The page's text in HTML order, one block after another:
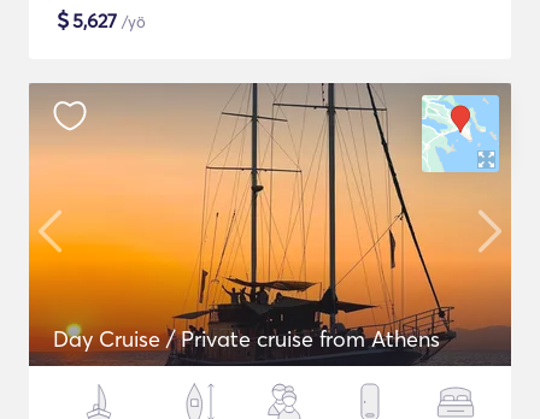
$5,627 /yö
Day Cruise / Private cruise from Athens